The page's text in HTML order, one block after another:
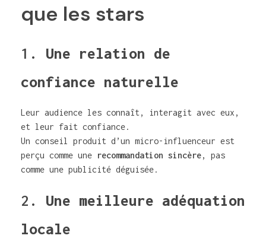
que les stars
1. Une relation de
confiance naturelle
Leur audience les connaît, interagit avec eux,
et leur fait confiance.
Un conseil produit d’un micro-influenceur est
perçu comme une recommandation sincère, pas
comme une publicité déguisée.
2. Une meilleure adéquation
locale